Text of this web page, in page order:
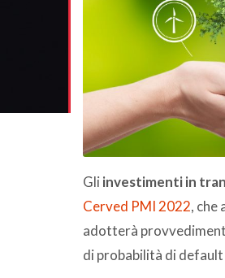
Gli investimenti in
Cerved PMI 2022, che
adotterà
di probabilità di